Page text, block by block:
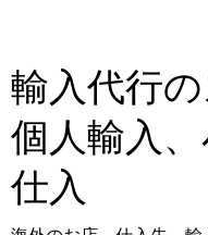
輸入代行
個人輸入
仕入